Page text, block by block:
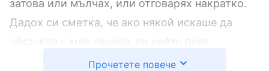
затова или мълчах, или отговарях накратко.
Дадох си сметка, че ако някой искаше да
обсъжда с мен начина, по който поях
новодошлите, ставах много негативен и
Прочетете повече